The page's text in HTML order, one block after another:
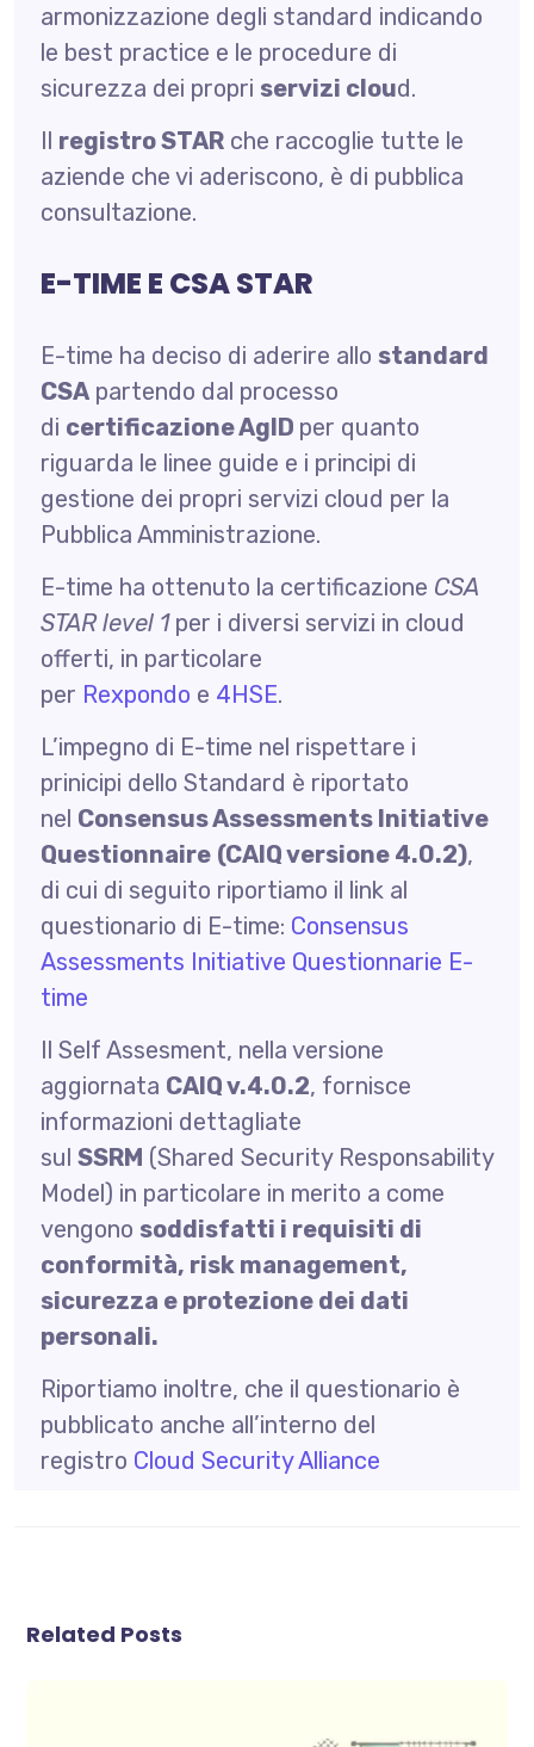
armonizzazione degli standard indicando
le best practice e le procedure di
sicurezza dei propri servizi cloud.
Il registro STARche raccoglie tutte le
aziende che vi aderiscono, è di pubblica
consultazione.
E-TIME E CSA STAR
E-time ha deciso di aderire allo standard
CSA partendo dal processo
di certificazione AgID per quanto
riguarda le linee guide e i principi di
gestione dei propri servizi cloud per la
Pubblica Amministrazione.
E-time ha ottenuto la certificazione CSA
STAR level 1 per i diversi servizi in cloud
offerti, in particolare
per Rexpondo e 4HSE.
L’impegno di E-time nel rispettare i
prinicipi dello Standard è riportato
nel Consensus Assessments Initiative
Questionnaire (CAIQ versione 4.0.2),
di cui di seguito riportiamo il link al
questionario di E-time: Consensus
Assessments Initiative Questionnarie E-
time
Il Self Assesment, nella versione
aggiornata CAIQ v.4.0.2, fornisce
informazioni dettagliate
sul SSRM (Shared Security Responsability
Model) in particolare in merito a come
vengono soddisfatti i requisiti di
conformità, risk management,
sicurezza e protezione dei dati
personali.
Riportiamo inoltre, che il questionario è
pubblicato anche all’interno del
registro Cloud Security Alliance
Related Posts